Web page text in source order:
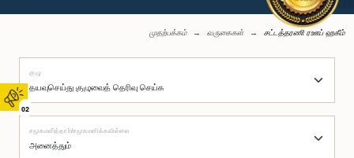
02
முதற்பக்கம் வருகைகள் சட்டத்தரணி ரஊப் ஹகீம்
குழு
சமூகமளித்தார்/சமூகமளிக்கவில்லை